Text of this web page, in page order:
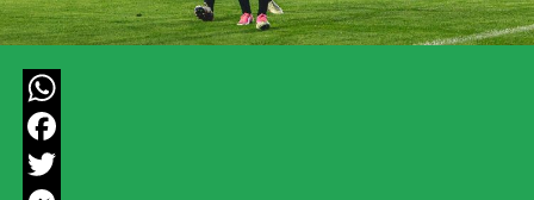
WhatsApp
Facebook